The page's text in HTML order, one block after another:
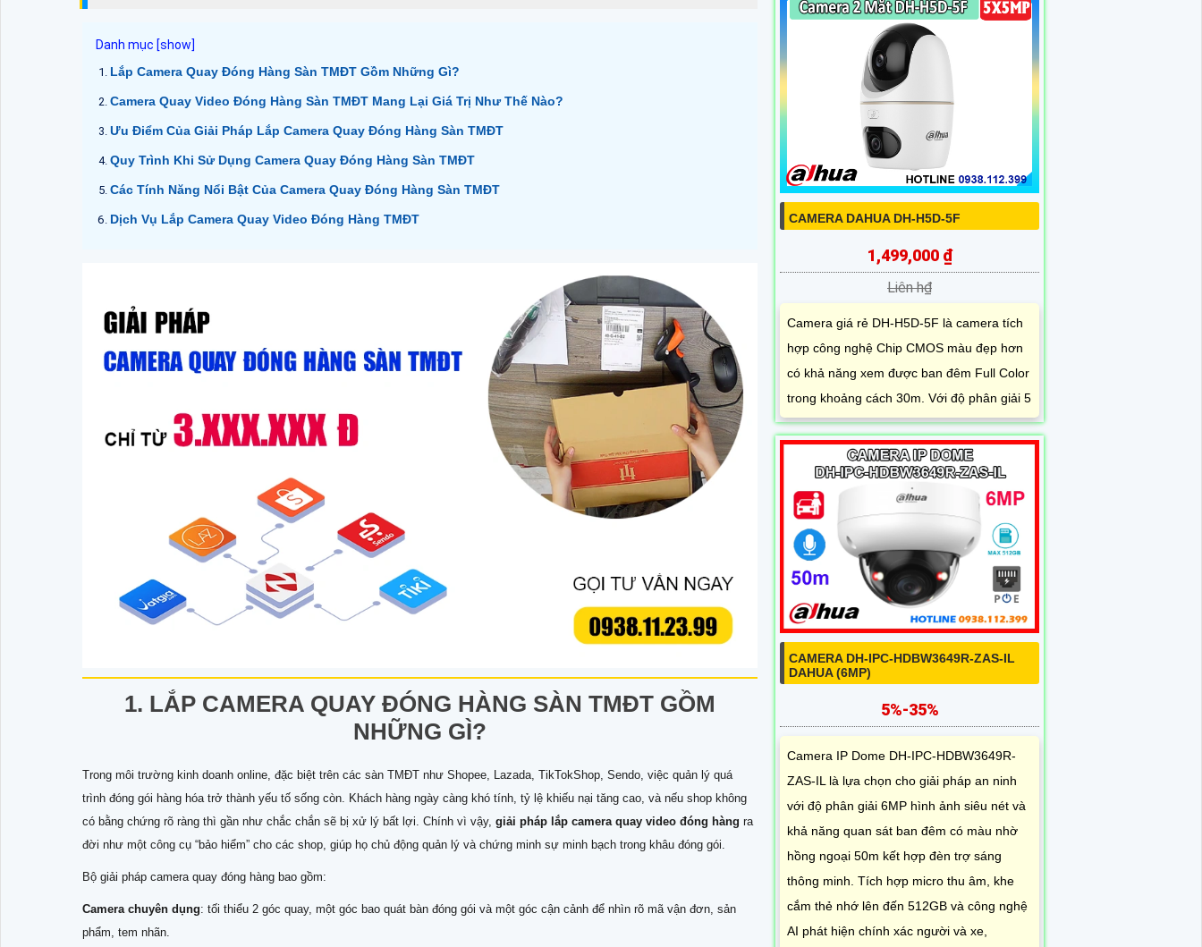
Lắp Camera Quay Đóng Hàng Sàn TMĐT Gồm Những Gì?
Camera Quay Video Đóng Hàng Sàn TMĐT Mang Lại Giá Trị Như Thế Nào?
Ưu Điểm Của Giải Pháp Lắp Camera Quay Đóng Hàng Sàn TMĐT
Quy Trình Khi Sử Dụng Camera Quay Đóng Hàng Sàn TMĐT
Các Tính Năng Nổi Bật Của Camera Quay Đóng Hàng Sàn TMĐT
Dịch Vụ Lắp Camera Quay Video Đóng Hàng TMĐT
1. LẮP CAMERA QUAY ĐÓNG HÀNG SÀN TMĐT GỒM
NHỮNG GÌ?
Trong môi trường kinh doanh online, đặc biệt trên các sàn TMĐT như Shopee, Lazada, TikTokShop, Sendo, việc quản lý quá
trình đóng gói hàng hóa trở thành yếu tố sống còn. Khách hàng ngày càng khó tính, tỷ lệ khiếu nại tăng cao, và nếu shop không
có bằng chứng rõ ràng thì gần như chắc chắn sẽ bị xử lý bất lợi. Chính vì vậy, giải pháp lắp camera quay video đóng hàng ra
đời như một công cụ “bảo hiểm” cho các shop, giúp họ chủ động quản lý và chứng minh sự minh bạch trong khâu đóng gói.
Bộ giải pháp camera quay đóng hàng bao gồm:
Camera chuyên dụng: tối thiểu 2 góc quay, một góc bao quát bàn đóng gói và một góc cận cảnh để nhìn rõ mã vận đơn, sản
phẩm, tem nhãn.
CAMERA DAHUA DH-H5D-5F
1,499,000 ₫
Liên h₫
Camera giá rẻ DH-H5D-5F là camera tích
hợp công nghệ Chip CMOS màu đẹp hơn
có khả năng xem được ban đêm Full Color
trong khoảng cách 30m. Với độ phân giải 5
CAMERA DH-IPC-HDBW3649R-ZAS-IL
DAHUA (6MP)
5%-35%
Camera IP Dome DH-IPC-HDBW3649R-
ZAS-IL là lựa chọn cho giải pháp an ninh
với độ phân giải 6MP hình ảnh siêu nét và
khả năng quan sát ban đêm có màu nhờ
hồng ngoại 50m kết hợp đèn trợ sáng
thông minh. Tích hợp micro thu âm, khe
cắm thẻ nhớ lên đến 512GB và công nghệ
AI phát hiện chính xác người và xe,